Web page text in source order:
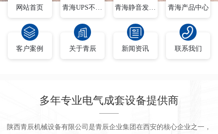
网站首页 青海UPS不间断电源 青海静音发电车 青海产品中心
客户案例 关于青辰 新闻资讯 联系我们
多年专业电气成套设备提供商
陕西青辰机械设备有限公司是青辰企业集团在西安的核心企业之一，